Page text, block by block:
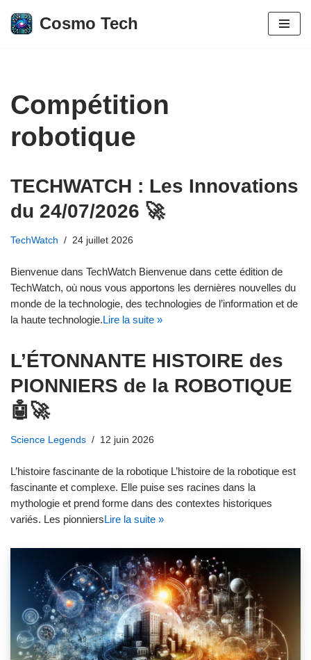
Aller
Cosmo Tech
Compétition
robotique
TECHWATCH : Les Innovations
du 24/07/2026 🚀
TechWatch 24 juillet 2026
Bienvenue dans TechWatch Bienvenue dans cette édition de
TechWatch, où nous vous apportons les dernières nouvelles du
monde de la technologie, des technologies de l’information et de
la haute technologie.Lire la suite »
L’ÉTONNANTE HISTOIRE des
PIONNIERS de la ROBOTIQUE
🤖🚀
Science Legends 12 juin 2026
L’histoire fascinante de la robotique L’histoire de la robotique est
fascinante et complexe. Elle puise ses racines dans la
mythologie et prend forme dans des contextes historiques
variés. Les pionniersLire la suite »